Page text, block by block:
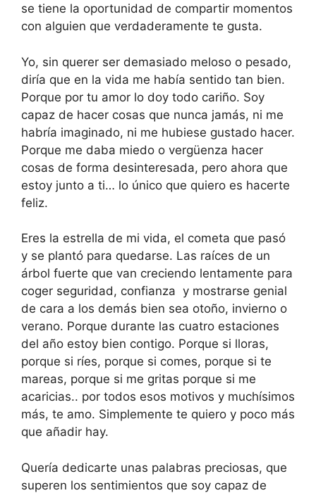
se tiene la oportunidad de compartir momentos
con alguien que verdaderamente te gusta.
Yo, sin querer ser demasiado meloso o pesado,
diría que en la vida me había sentido tan bien.
Porque por tu amor lo doy todo cariño. Soy
capaz de hacer cosas que nunca jamás, ni me
habría imaginado, ni me hubiese gustado hacer.
Porque me daba miedo o vergüenza hacer
cosas de forma desinteresada, pero ahora que
estoy junto a ti… lo único que quiero es hacerte
feliz.
Eres la estrella de mi vida, el cometa que pasó
y se plantó para quedarse. Las raíces de un
árbol fuerte que van creciendo lentamente para
coger seguridad, confianza y mostrarse genial
de cara a los demás bien sea otoño, invierno o
verano. Porque durante las cuatro estaciones
del año estoy bien contigo. Porque si lloras,
porque si ríes, porque si comes, porque si te
mareas, porque si me gritas porque si me
acaricias.. por todos esos motivos y muchísimos
más, te amo. Simplemente te quiero y poco más
que añadir hay.
Quería dedicarte unas palabras preciosas, que
superen los sentimientos que soy capaz de